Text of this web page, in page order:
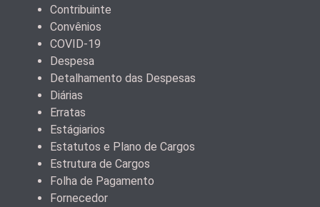
Contribuinte
Convênios
COVID-19
Despesa
Detalhamento das Despesas
Diárias
Erratas
Estágiarios
Estatutos e Plano de Cargos
Estrutura de Cargos
Folha de Pagamento
Fornecedor